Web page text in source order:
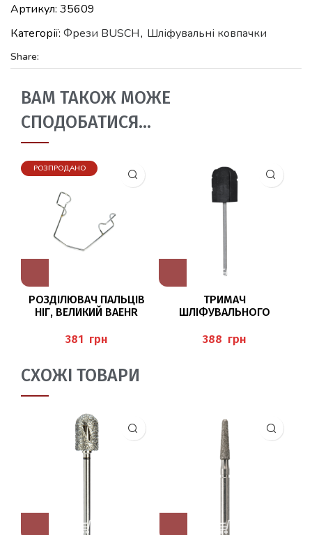
Артикул: 35609
Категорії: Фрези BUSCH, Шліфувальні ковпачки
Share:
ВАМ ТАКОЖ МОЖЕ
СПОДОБАТИСЯ…
РОЗПРОДАНО
РОЗДІЛЮВАЧ ПАЛЬЦІВ
НІГ, ВЕЛИКИЙ BAEHR
грн
ТРИМАЧ
ШЛІФУВАЛЬНОГО
ММ BAEHR
грн
СХОЖІ ТОВАРИ